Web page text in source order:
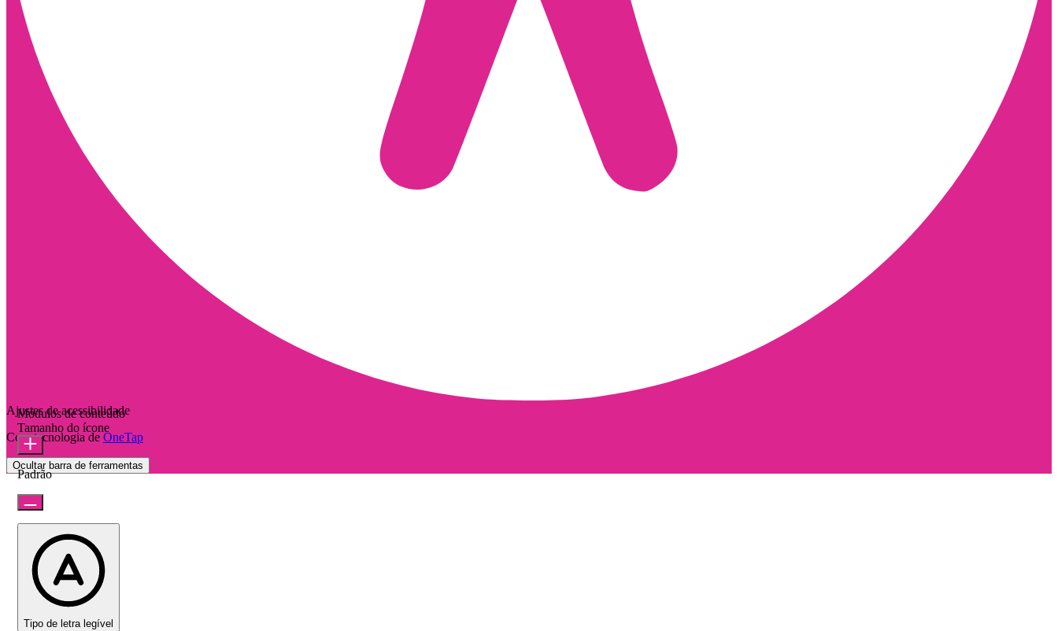
Ajustes de acessibilidade
Com tecnologia de OneTap
Ocultar barra de ferramentas
Módulos de conteúdo
Tamanho do ícone
Padrão
Tipo de letra legível